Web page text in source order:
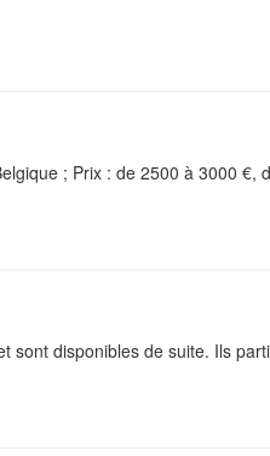
; Prix : de 2500 à 3000 €,
disponibles de suite. Ils